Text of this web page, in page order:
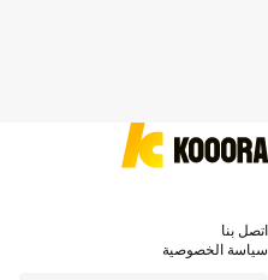
اتصل بنا
سياسة الخصوصية